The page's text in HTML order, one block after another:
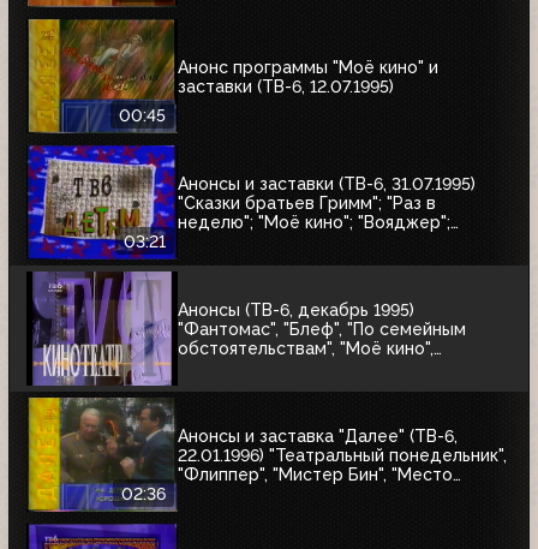
00:45
Анонс программы "Моё кино" и
заставки (ТВ-6, 12.07.1995)
03:21
Анонсы и заставки (ТВ-6, 31.07.1995)
"Сказки братьев Гримм"; "Раз в
неделю"; "Моё кино"; "Вояджер";
Анонсы (ТВ-6, декабрь 1995)
"Фантомас", "Блеф", "По семейным
обстоятельствам", "Моё кино",
02:36
Анонсы и заставка "Далее" (ТВ-6,
22.01.1996) "Театральный понедельник",
"Флиппер", "Мистер Бин", "Место